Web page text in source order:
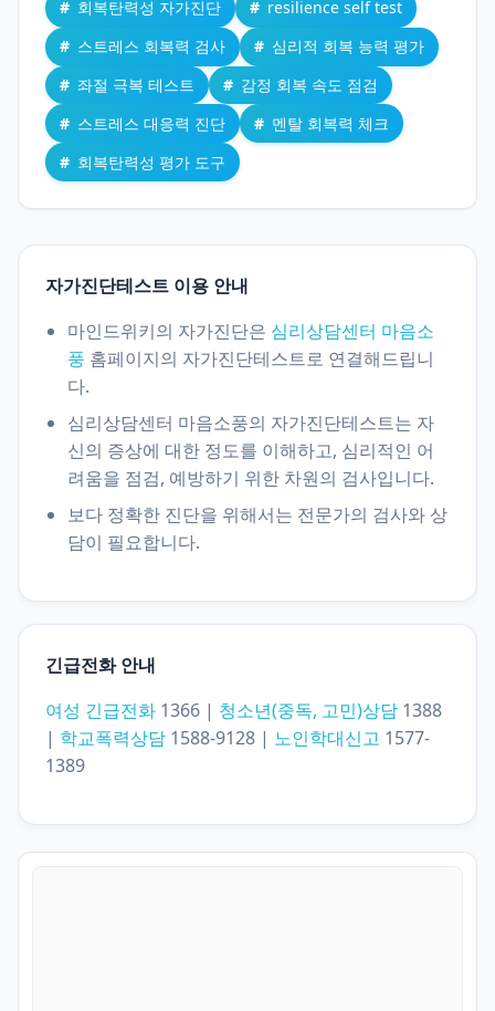
회복탄력성 자가진단
resilience self test
스트레스 회복력 검사
심리적 회복 능력 평가
좌절 극복 테스트
감정 회복 속도 점검
스트레스 대응력 진단
멘탈 회복력 체크
회복탄력성 평가 도구
자가진단테스트 이용 안내
마인드위키의 자가진단은 심리상담센터 마음소
풍 홈페이지의 자가진단테스트로 연결해드립니
다.
심리상담센터 마음소풍의 자가진단테스트는 자
신의 증상에 대한 정도를 이해하고, 심리적인 어
려움을 점검, 예방하기 위한 차원의 검사입니다.
보다 정확한 진단을 위해서는 전문가의 검사와 상
담이 필요합니다.
긴급전화 안내
여성 긴급전화 1366 | 청소년(중독, 고민)상담 1388
| 학교폭력상담 1588-9128 | 노인학대신고 1577-
1389